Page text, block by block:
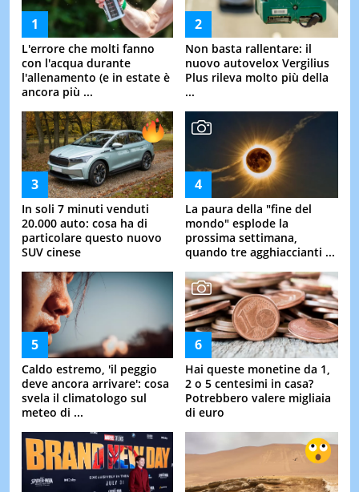
L'errore che molti fanno
con l'acqua durante
l'allenamento (e in estate è
ancora più ...
Non basta rallentare: il
nuovo autovelox Vergilius
Plus rileva molto più della
...
In soli 7 minuti venduti
20.000 auto: cosa ha di
particolare questo nuovo
SUV cinese
La paura della "fine del
mondo" esplode la
prossima settimana,
quando tre agghiaccianti ...
Caldo estremo, 'il peggio
deve ancora arrivare': cosa
svela il climatologo sul
meteo di ...
Hai queste monetine da 1,
2 o 5 centesimi in casa?
Potrebbero valere migliaia
di euro